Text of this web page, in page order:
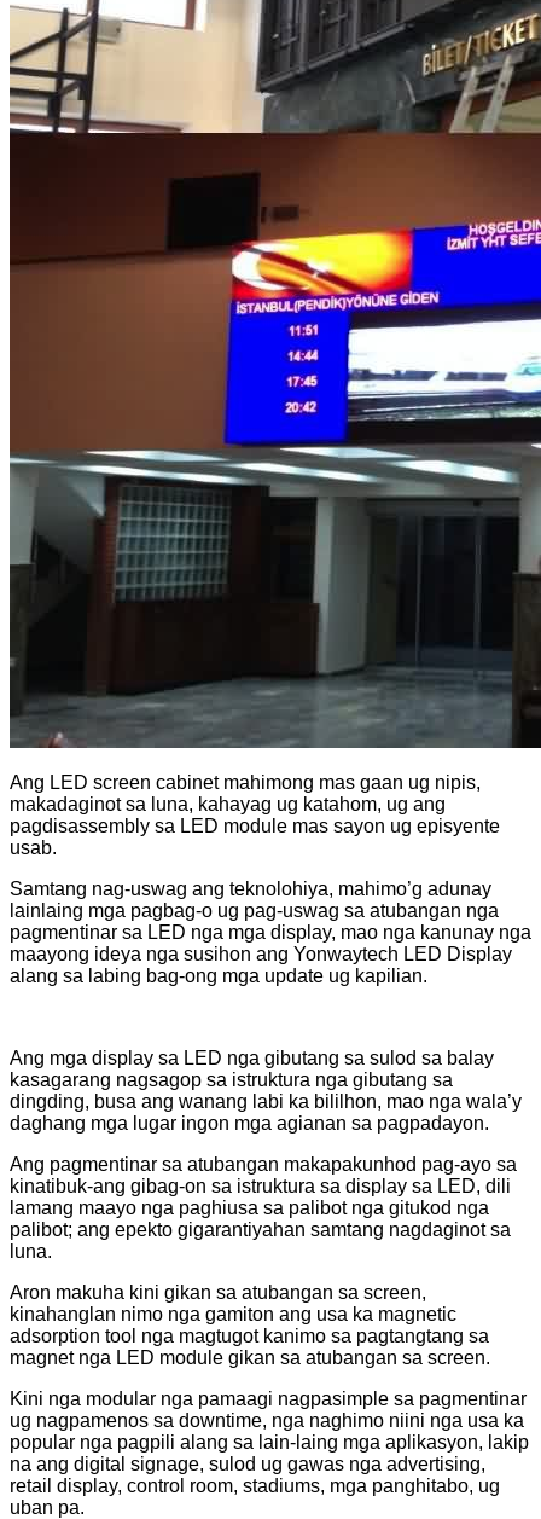
Ang LED screen cabinet mahimong mas gaan ug nipis,
makadaginot sa luna, kahayag ug katahom, ug ang
pagdisassembly sa LED module mas sayon ​​ug episyente
usab.
Samtang nag-uswag ang teknolohiya, mahimo’g adunay
lainlaing mga pagbag-o ug pag-uswag sa atubangan nga
pagmentinar sa LED nga mga display, mao nga kanunay nga
maayong ideya nga susihon ang Yonwaytech LED Display
alang sa labing bag-ong mga update ug kapilian.
Ang mga display sa LED nga gibutang sa sulod sa balay
kasagarang nagsagop sa istruktura nga gibutang sa
dingding, busa ang wanang labi ka bililhon, mao nga wala’y
daghang mga lugar ingon mga agianan sa pagpadayon.
Ang pagmentinar sa atubangan makapakunhod pag-ayo sa
kinatibuk-ang gibag-on sa istruktura sa display sa LED, dili
lamang maayo nga paghiusa sa palibot nga gitukod nga
palibot; ang epekto gigarantiyahan samtang nagdaginot sa
luna.
Aron makuha kini gikan sa atubangan sa screen,
kinahanglan nimo nga gamiton ang usa ka magnetic
adsorption tool nga magtugot kanimo sa pagtangtang sa
magnet nga LED module gikan sa atubangan sa screen.
Kini nga modular nga pamaagi nagpasimple sa pagmentinar
ug nagpamenos sa downtime, nga naghimo niini nga usa ka
popular nga pagpili alang sa lain-laing mga aplikasyon, lakip
na ang digital signage, sulod ug gawas nga advertising,
retail display, control room, stadiums, mga panghitabo, ug
uban pa.